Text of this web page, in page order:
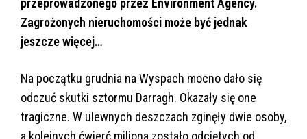
przeprowadzonego przez Environment Agency.
Zagrożonych nieruchomości może być jednak
jeszcze więcej…
Na początku grudnia na Wyspach mocno dało się
odczuć skutki sztormu Darragh. Okazały się one
tragiczne. W ulewnych deszczach zginęły dwie osoby,
a kolejnych ćwierć miliona zostało odciętych od